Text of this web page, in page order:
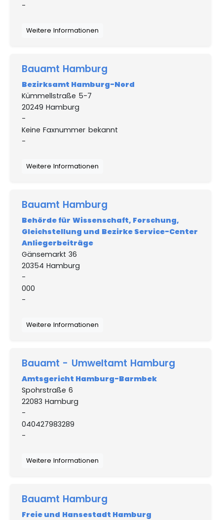
-
Weitere Informationen
Bauamt Hamburg
Bezirksamt Hamburg-Nord
Kümmellstraße 5-7
20249 Hamburg
-
Keine Faxnummer bekannt
-
Weitere Informationen
Bauamt Hamburg
Behörde für Wissenschaft, Forschung,
Gleichstellung und Bezirke Service-Center
Anliegerbeiträge
Gänsemarkt 36
20354 Hamburg
-
000
-
Weitere Informationen
Bauamt - Umweltamt Hamburg
Amtsgericht Hamburg-Barmbek
Spohrstraße 6
22083 Hamburg
-
040427983289
-
Weitere Informationen
Bauamt Hamburg
Freie und Hansestadt Hamburg